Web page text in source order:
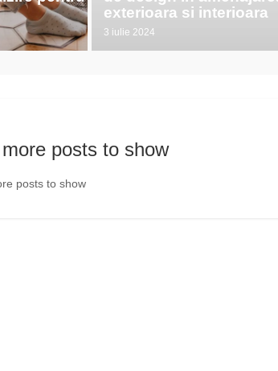
exterioara si interioara
3 iulie 2024
posts to show
posts to show